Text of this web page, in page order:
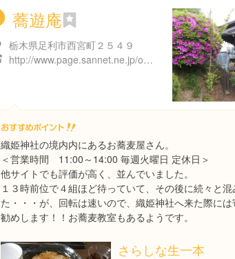
蕎遊庵
栃木県足利市西宮町２５４９
http://www.page.sannet.ne.jp/ottyan/kyouyuan/
織姫神社の境内内にあるお蕎麦屋さん。
＜営業時間 11:00～14:00 毎週火曜日 定休日＞
他サイトでも評価が高く、並んでいました。
１３時前位で４組ほど待っていて、その後に続々と混
た・・・が、回転は速いので、織姫神社へ来た際に
勧めします！！お蕎麦教室もあるようです。
さらしな生一本